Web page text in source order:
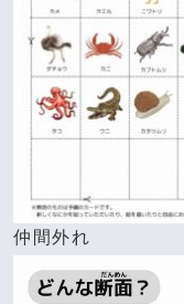
仲間外れ